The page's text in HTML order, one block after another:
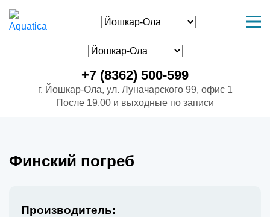
+7 (8362) 500-599
г. Йошкар-Ола, ул. Луначарского 99, офис 1
После 19.00 и выходные по записи
Финский погреб
Производитель: